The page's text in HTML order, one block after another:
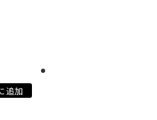
追加